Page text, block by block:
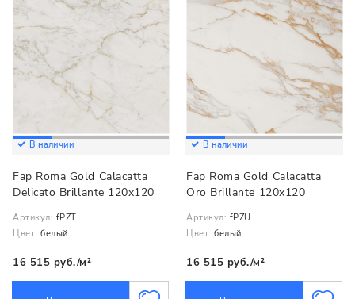
В наличии
Fap Roma Gold Calacatta
Delicato Brillante 120x120
Артикул: fPZT
Цвет: белый
16 515 руб./м²
В наличии
Fap Roma Gold Calacatta
Oro Brillante 120x120
Артикул: fPZU
Цвет: белый
16 515 руб./м²